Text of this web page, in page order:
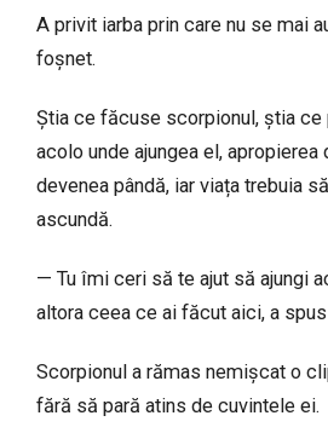
A privit iarba prin care nu se mai
foșnet.
Știa ce făcuse scorpionul, știa
acolo unde ajungea el,
devenea pândă, iar viața trebuia
ascundă.
— Tu îmi ceri să te ajut să ajungi
altora ceea ce ai făcut aici, a spus
Scorpionul a rămas nemișcat o
fără să pară atins de cuvintele ei.